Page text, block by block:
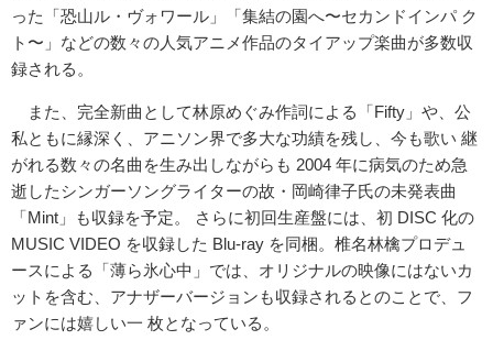
った「恐山ル・ヴォワール」「集結の園へ〜セカンドインパ ク
ト〜」などの数々の人気アニメ作品のタイアップ楽曲が多数収
録される。
また、完全新曲として林原めぐみ作詞による「Fifty」や、公
私ともに縁深く、アニソン界で多大な功績を残し、今も歌い 継
がれる数々の名曲を生み出しながらも 2004 年に病気のため急
逝したシンガーソングライターの故・岡崎律子氏の未発表曲
「Mint」も収録を予定。 さらに初回生産盤には、初 DISC 化の
MUSIC VIDEO を収録した Blu-ray を同梱。椎名林檎プロデュ
ースによる「薄ら氷心中」では、オリジナルの映像にはないカ
ットを含む、アナザーバージョンも収録されるとのことで、フ
ァンには嬉しい一 枚となっている。